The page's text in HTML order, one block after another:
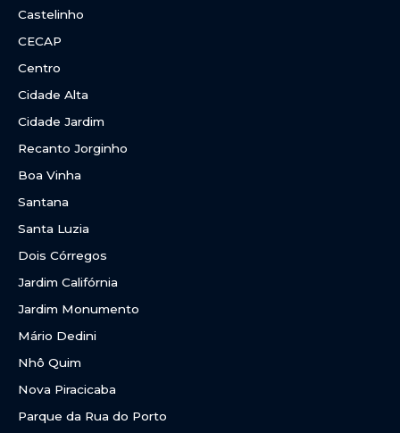
Castelinho
CECAP
Centro
Cidade Alta
Cidade Jardim
Recanto Jorginho
Boa Vinha
Santana
Santa Luzia
Dois Córregos
Jardim Califórnia
Jardim Monumento
Mário Dedini
Nhô Quim
Nova Piracicaba
Parque da Rua do Porto